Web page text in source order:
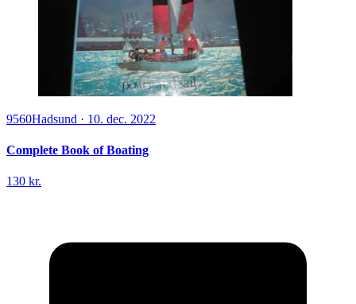
9560Hadsund · 10. dec. 2022
Complete Book of Boating
130 kr.